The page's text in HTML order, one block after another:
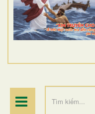
BAN MỤC VỤ
ĐOÀN THỂ CG
ĐIỂM HÀNH HƯƠNG